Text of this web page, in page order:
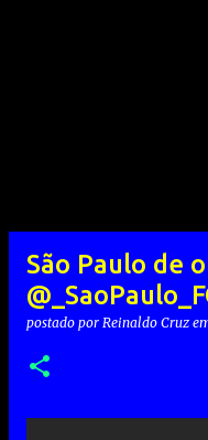
São Paulo de
postado por Reinaldo Cruz